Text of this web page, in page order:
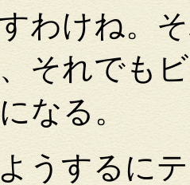
わけね。
それでも
なる 。
うするに